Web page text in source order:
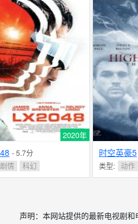
2020年
- 5.7分
剧情 科幻
时空英豪5
类型:
动作
声明：本网站提供的最新电视剧